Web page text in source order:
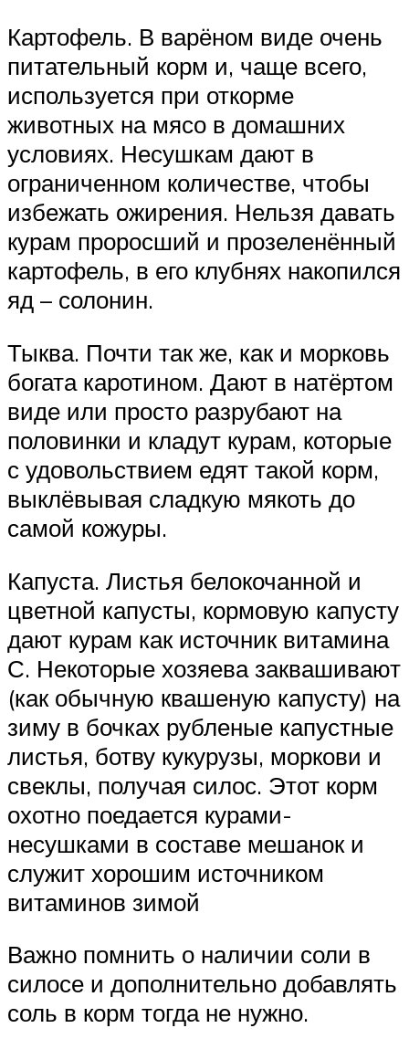
Картофель. В варёном виде очень
питательный корм и, чаще всего,
используется при откорме
животных на мясо в домашних
условиях. Несушкам дают в
ограниченном количестве, чтобы
избежать ожирения. Нельзя давать
курам проросший и прозеленённый
картофель, в его клубнях накопился
яд – солонин.
Тыква. Почти так же, как и морковь
богата каротином. Дают в натёртом
виде или просто разрубают на
половинки и кладут курам, которые
с удовольствием едят такой корм,
выклёвывая сладкую мякоть до
самой кожуры.
Капуста. Листья белокочанной и
цветной капусты, кормовую капусту
дают курам как источник витамина
С. Некоторые хозяева заквашивают
(как обычную квашеную капусту) на
зиму в бочках рубленые капустные
листья, ботву кукурузы, моркови и
свеклы, получая силос. Этот корм
охотно поедается курами-
несушками в составе мешанок и
служит хорошим источником
витаминов зимой
Важно помнить о наличии соли в
силосе и дополнительно добавлять
соль в корм тогда не нужно.